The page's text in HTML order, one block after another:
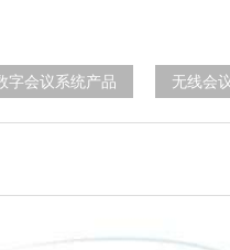
字会议系统产品 无线会